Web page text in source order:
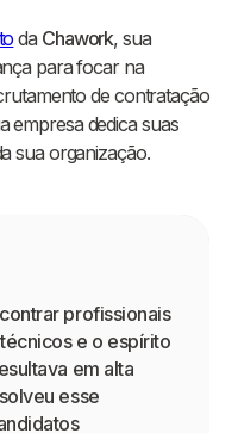
da Chawork, sua
para focar na
de contratação
empresa dedica suas
sua organização.
profissionais
e o espírito
em alta
esse